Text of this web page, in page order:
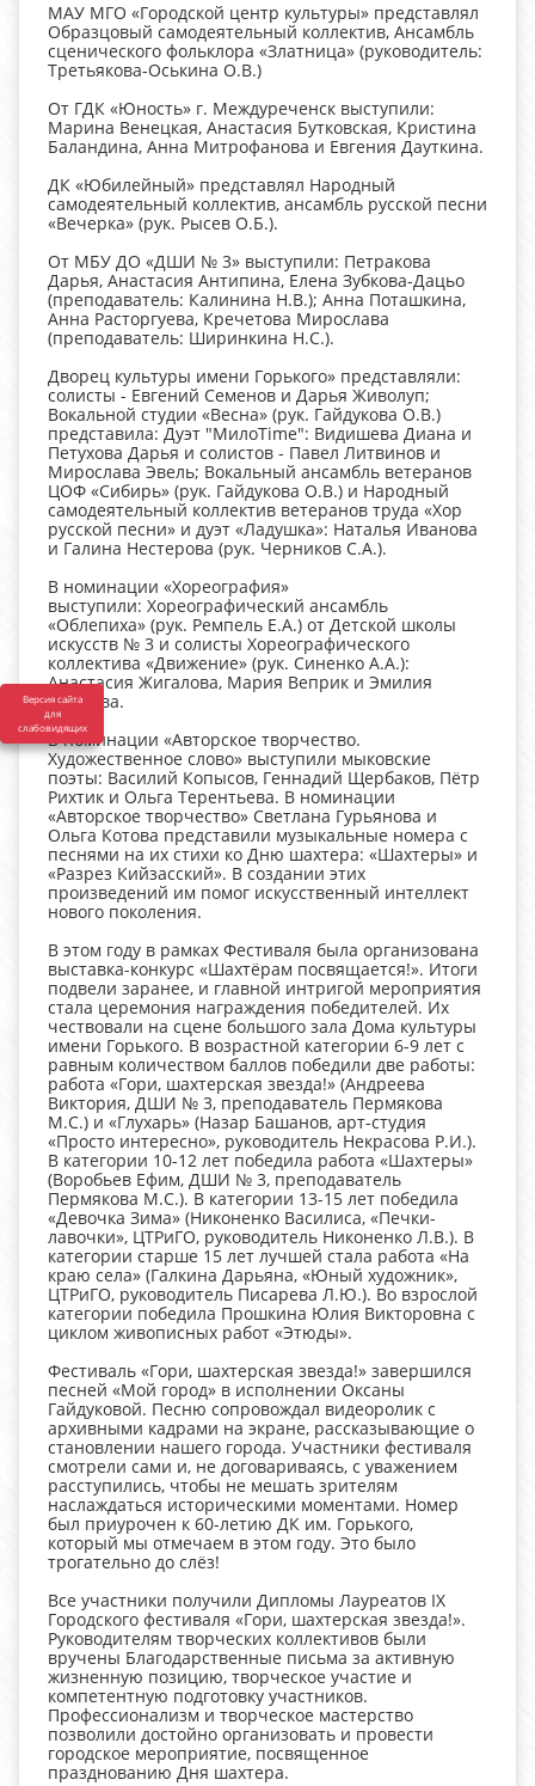
Версия сайта
для
слабовидящих
МАУ МГО «Городской центр культуры» представлял
Образцовый самодеятельный коллектив, Ансамбль
сценического фольклора «Златница» (руководитель:
Третьякова-Оськина О.В.)
От ГДК «Юность» г. Междуреченск выступили:
Марина Венецкая, Анастасия Бутковская, Кристина
Баландина, Анна Митрофанова и Евгения Дауткина.
ДК «Юбилейный» представлял Народный
самодеятельный коллектив, ансамбль русской песни
«Вечерка» (рук. Рысев О.Б.).
От МБУ ДО «ДШИ № 3» выступили: Петракова
Дарья, Анастасия Антипина, Елена Зубкова-Дацьо
(преподаватель: Калинина Н.В.); Анна Поташкина,
Анна Расторгуева, Кречетова Мирослава
(преподаватель: Ширинкина Н.С.).
Дворец культуры имени Горького» представляли:
солисты - Евгений Семенов и Дарья Живолуп;
Вокальной студии «Весна» (рук. Гайдукова О.В.)
представила: Дуэт "МилоTime": Видишева Диана и
Петухова Дарья и солистов - Павел Литвинов и
Мирослава Эвель; Вокальный ансамбль ветеранов
ЦОФ «Сибирь» (рук. Гайдукова О.В.) и Народный
самодеятельный коллектив ветеранов труда «Хор
русской песни» и дуэт «Ладушка»: Наталья Иванова
и Галина Нестерова (рук. Черников С.А.).
В номинации «Хореография»
выступили: Хореографический ансамбль
«Облепиха» (рук. Ремпель Е.А.) от Детской школы
искусств № 3 и солисты Хореографического
коллектива «Движение» (рук. Синенко А.А.):
Анастасия Жигалова, Мария Веприк и Эмилия
Осипова.
В номинации «Авторское творчество.
Художественное слово» выступили мыковские
поэты: Василий Копысов, Геннадий Щербаков, Пётр
Рихтик и Ольга Терентьева. В номинации
«Авторское творчество» Светлана Гурьянова и
Ольга Котова представили музыкальные номера с
песнями на их стихи ко Дню шахтера: «Шахтеры» и
«Разрез Кийзасский». В создании этих
произведений им помог искусственный интеллект
нового поколения.
В этом году в рамках Фестиваля была организована
выставка-конкурс «Шахтёрам посвящается!». Итоги
подвели заранее, и главной интригой мероприятия
стала церемония награждения победителей. Их
чествовали на сцене большого зала Дома культуры
имени Горького. В возрастной категории 6-9 лет с
равным количеством баллов победили две работы:
работа «Гори, шахтерская звезда!» (Андреева
Виктория, ДШИ № 3, преподаватель Пермякова
М.С.) и «Глухарь» (Назар Башанов, арт-студия
«Просто интересно», руководитель Некрасова Р.И.).
В категории 10-12 лет победила работа «Шахтеры»
(Воробьев Ефим, ДШИ № 3, преподаватель
Пермякова М.С.). В категории 13-15 лет победила
«Девочка Зима» (Никоненко Василиса, «Печки-
лавочки», ЦТРиГО, руководитель Никоненко Л.В.). В
категории старше 15 лет лучшей стала работа «На
краю села» (Галкина Дарьяна, «Юный художник»,
ЦТРиГО, руководитель Писарева Л.Ю.). Во взрослой
категории победила Прошкина Юлия Викторовна с
циклом живописных работ «Этюды».
Фестиваль «Гори, шахтерская звезда!» завершился
песней «Мой город» в исполнении Оксаны
Гайдуковой. Песню сопровождал видеоролик с
архивными кадрами на экране, рассказывающие о
становлении нашего города. Участники фестиваля
смотрели сами и, не договариваясь, с уважением
расступились, чтобы не мешать зрителям
наслаждаться историческими моментами. Номер
был приурочен к 60-летию ДК им. Горького,
который мы отмечаем в этом году. Это было
трогательно до слёз!
Все участники получили Дипломы Лауреатов IX
Городского фестиваля «Гори, шахтерская звезда!».
Руководителям творческих коллективов были
вручены Благодарственные письма за активную
жизненную позицию, творческое участие и
компетентную подготовку участников.
Профессионализм и творческое мастерство
позволили достойно организовать и провести
городское мероприятие, посвященное
празднованию Дня шахтера.